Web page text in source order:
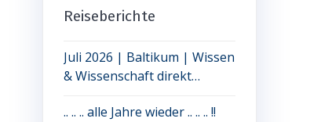
Reiseberichte
Juli 2026 | Baltikum | Wissen
& Wissenschaft direkt
.. .. .. alle Jahre wieder .. .. .. !!